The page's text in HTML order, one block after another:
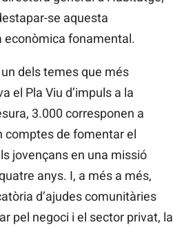
se aquesta
econòmica fonamental.
dels temes que més
el Pla Viu d’impuls a la
3.000 corresponen a
comptes de fomentar el
jovençans en una missió
anys. I, a més a més,
d’ajudes comunitàries
pel negoci i el sector privat, la